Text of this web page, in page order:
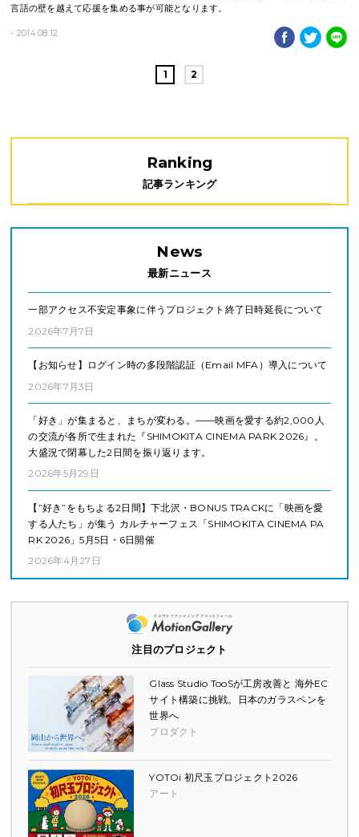
言語の壁を越えて応援を集める事が可能となります。
- 2014.08.12
1 2
Ranking
記事ランキング
News
最新ニュース
一部アクセス不安定事象に伴うプロジェクト終了日時延長について
2026年7月7日
【お知らせ】ログイン時の多段階認証（Email MFA）導入について
2026年7月3日
「好き」が集まると、まちが変わる。——映画を愛する約2,000人
の交流が各所で生まれた『SHIMOKITA CINEMA PARK 2026』。
大盛況で閉幕した2日間を振り返ります。
2026年5月29日
【”好き”をもちよる2日間】下北沢・BONUS TRACKに「映画を愛
する人たち」が集う カルチャーフェス「SHIMOKITA CINEMA PA
RK 2026」5月5日・6日開催
2026年4月27日
注目のプロジェクト
Glass Studio TooSが工房改善と 海外EC
サイト構築に挑戦。日本のガラスペンを
世界へ
プロダクト
YOTOi 初尺玉プロジェクト2026
アート